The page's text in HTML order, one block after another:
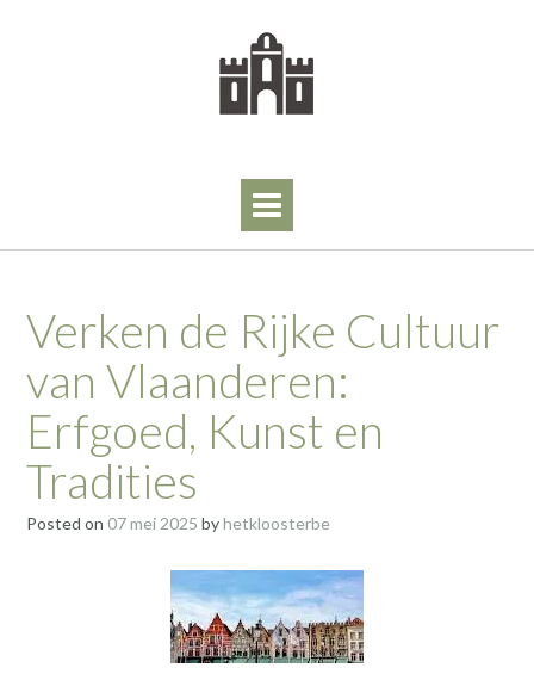
Verken de Rijke Cultuur
van Vlaanderen:
Erfgoed, Kunst en
Tradities
Posted on 07 mei 2025 byhetkloosterbe